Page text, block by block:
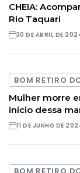
CHEIA:
Rio Taquari
30 DE ABRIL DE
BOM RETIRO
Mulher morre
início dessa
11 DE JUNHO DE